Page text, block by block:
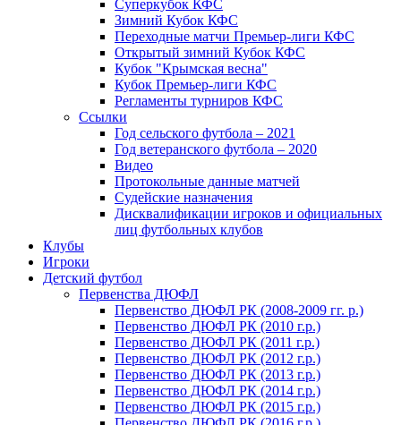
Суперкубок КФС
Зимний Кубок КФС
Переходные матчи Премьер-лиги КФС
Открытый зимний Кубок КФС
Кубок "Крымская весна"
Кубок Премьер-лиги КФС
Регламенты турниров КФС
Ссылки
Год сельского футбола – 2021
Год ветеранского футбола – 2020
Видео
Протокольные данные матчей
Судейские назначения
Дисквалификации игроков и официальных
лиц футбольных клубов
Клубы
Игроки
Детский футбол
Первенства ДЮФЛ
Первенство ДЮФЛ РК (2008-2009 гг. р.)
Первенство ДЮФЛ РК (2010 г.р.)
Первенство ДЮФЛ РК (2011 г.р.)
Первенство ДЮФЛ РК (2012 г.р.)
Первенство ДЮФЛ РК (2013 г.р.)
Первенство ДЮФЛ РК (2014 г.р.)
Первенство ДЮФЛ РК (2015 г.р.)